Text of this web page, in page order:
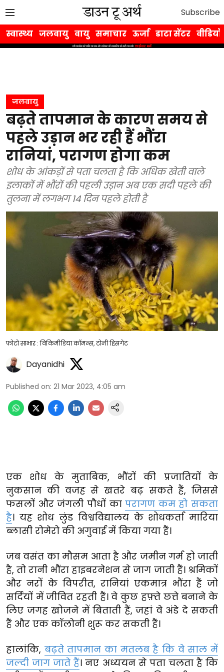
Subscribe
स्वास्थ्य जलवायु वायु समाचार ऊर्जा डाटा सेंटर वीडियो
जलवायु
बढ़ते तापमान के कारण समय से
पहले उड़ान भर रही हैं भौंरा
रानियां, परागण होगा कम
शोध के आंकड़ों से पता चलता है कि अधिक खेती वाले
इलाकों में भौंरों की पहली उड़ान अब एक सदी पहले की
तुलना में लगभग 14 दिन पहले होती है
फोटो साभार : विकिमीडिया कॉमन्स, टोनी हिसगेट
Dayanidhi
Published on: 21 Mar 2023, 4:05 am
एक शोध के मुताबिक, भौंरों की प्रजातियों के
नुकसान की वजह से खतरे बढ़ सकते हैं, जिससे
फसलों और जंगली पौधों कापरागण कम हो सकता
है। यह शोध लुंड विश्वविद्यालय के शोधकर्ता मारिया
ब्लासी रोमेरो की अगुवाई में किया गया हैं।
जब वसंत का मौसम आता है और जमीन गर्म हो जाती
है, तो रानी भौंरा हाइबरनेशन से जाग जाती हैं। श्रमिकों
और नरों के विपरीत, रानियां एकमात्र भौंरा हैं जो
सर्दियों में जीवित रहती हैं। वे कुछ हफ़्ते छत्ते बनाने के
लिए जगह खोजने में बिताती हैं, जहां वे अंडे दे सकती
हैं और एक कॉलोनी शुरू कर सकती हैं।
हालांकि, बढ़ते तापमान का मतलब है कि वे साल में
जल्दी जाग जाते हैं। नए अध्ययन से पता चलता है कि